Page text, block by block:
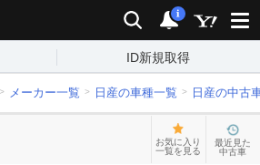
検索 通知
i
ID新規取得
メーカー一覧 日産の車種一覧 日産の中古
お気に入り
一覧を見る
最近見た
中古車